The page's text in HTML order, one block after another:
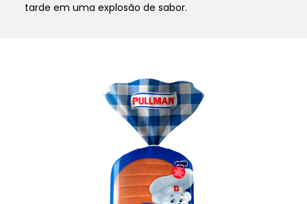
tarde em uma explosão de sabor.